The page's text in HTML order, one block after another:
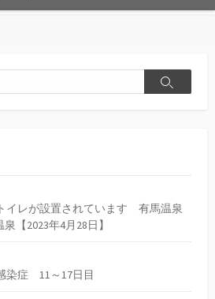
検
レが設置されています 有馬温泉
【2023年4月28日】
染症 11～17日目